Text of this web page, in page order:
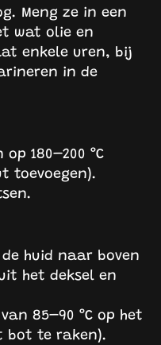
Meng ze in een
wat olie en
enkele uren, bij
in de
180–200 °C
toevoegen).
huid naar boven
het deksel en
85–90 °C op het
bot te raken).